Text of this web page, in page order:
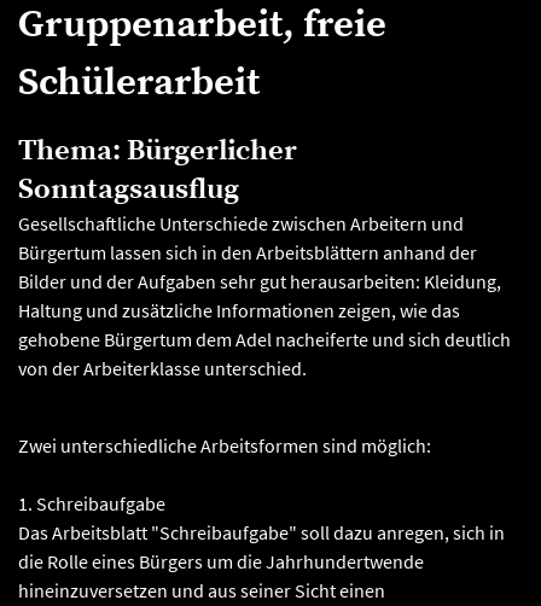
Gruppenarbeit, freie
Schülerarbeit
Thema: Bürgerlicher
Sonntagsausflug
Gesellschaftliche Unterschiede zwischen Arbeitern und
Bürgertum lassen sich in den Arbeitsblättern anhand der
Bilder und der Aufgaben sehr gut herausarbeiten: Kleidung,
Haltung und zusätzliche Informationen zeigen, wie das
gehobene Bürgertum dem Adel nacheiferte und sich deutlich
von der Arbeiterklasse unterschied.
Zwei unterschiedliche Arbeitsformen sind möglich:
1. Schreibaufgabe
Das Arbeitsblatt "Schreibaufgabe" soll dazu anregen, sich in
die Rolle eines Bürgers um die Jahrhundertwende
hineinzuversetzen und aus seiner Sicht einen